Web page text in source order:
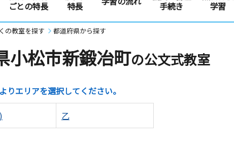
ごとの特長
特長
手続き
学習
の教室を探す 都道府県から探す
小松市新鍛冶町の公文式教室
りエリアを選択してください。
乙